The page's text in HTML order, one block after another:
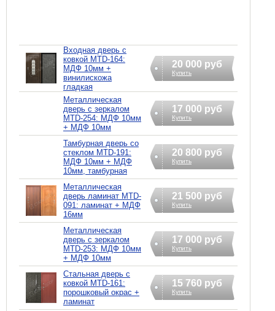
Входная дверь с
ковкой MTD-164:
МДФ 10мм +
винилискожа
гладкая
20 000 руб
Купить
Металлическая
дверь с зеркалом
MTD-254: МДФ 10мм
+ МДФ 10мм
17 000 руб
Купить
Тамбурная дверь со
стеклом MTD-191:
МДФ 10мм + МДФ
10мм, тамбурная
20 800 руб
Купить
Металлическая
дверь ламинат MTD-
091: ламинат + МДФ
16мм
21 500 руб
Купить
Металлическая
дверь с зеркалом
MTD-253: МДФ 10мм
+ МДФ 10мм
17 000 руб
Купить
Стальная дверь с
ковкой MTD-161:
порошковый окрас +
ламинат
15 760 руб
Купить